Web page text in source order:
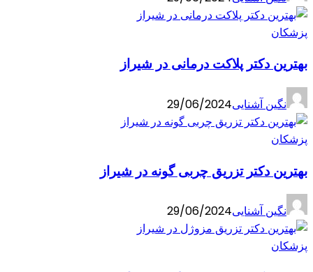
پزشکان
بهترین دکتر پلاکت درمانی در شیراز
نگین آشنایی29/06/2024
پزشکان
بهترین دکتر تزریق چربی گونه در شیراز
نگین آشنایی29/06/2024
پزشکان